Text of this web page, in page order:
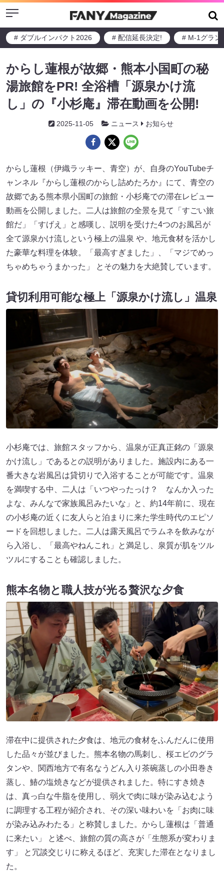
Menu
# ダブルインパクト2026 # 配信延長決定! # M-1グラン
からし蓮根が故郷・熊本小国町の秘
湯旅館をPR! 全浴槽「源泉かけ流
し」の『小杉庵』滞在動画を公開!
2025-11-05 ニュース お知らせ
からし蓮根（伊織ラッキー、青空）が、自身のYouTubeチ
ャンネル『からし蓮根のからし詰めたろか』にて、青空の
故郷である熊本県小国町の旅館・小杉庵での滞在レビュー
動画を公開しました。二人は旅館の全景を見て「すごい旅
館だ」「すげえ」と感嘆し、説明を受けた4つのお風呂が
全て源泉かけ流しという極上の温泉 や、地元食材を活かし
た豪華な料理を体験。「最高すぎました」、「マジでめっ
ちゃめちゃうまかった」 とその魅力を大絶賛しています。
貸切利用可能な極上「源泉かけ流し」温泉
小杉庵では、旅館スタッフから、温泉が正真正銘の「源泉
かけ流し」であるとの説明がありました。施設内にある一
番大きな岩風呂は貸切りで入浴することが可能です。温泉
を満喫する中、二人は「いつやったっけ？ なんか入った
よな、みんなで家族風呂みたいな」と、約14年前に、現在
の小杉庵の近くに友人らと泊まりに来た学生時代のエピソ
ードを回想しました。二人は露天風呂でラムネを飲みなが
ら入浴し、「最高やねんこれ」と満足し、泉質が肌をツル
ツルにすることも確認しました。
熊本名物と職人技が光る贅沢な夕食
滞在中に提供された夕食は、地元の食材をふんだんに使用
した品々が並びました。熊本名物の馬刺し、桜エビのグラ
タンや、関西地方で有名なうどん入り茶碗蒸しの小田巻き
蒸し、鰆の塩焼きなどが提供されました。特にすき焼き
は、真っ白な牛脂を使用し、弱火で肉に味が染み込むよう
に調理する工程が紹介され、その深い味わいを「お肉に味
が染み込みわたる」と称賛しました。からし蓮根は「普通
に来たい」 と述べ、旅館の質の高さが「生態系が変わりま
す」 と冗談交じりに称えるほど、充実した滞在となりまし
た。